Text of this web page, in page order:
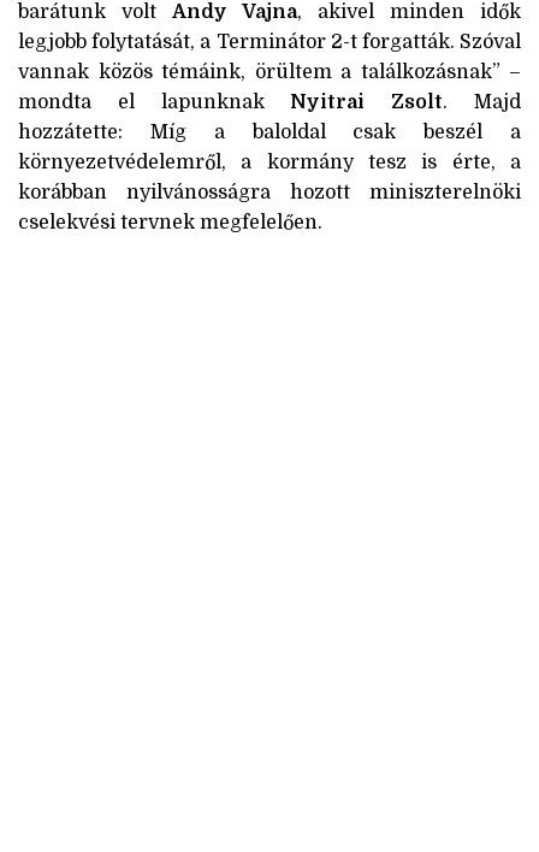
barátunk volt Andy Vajna, akivel minden idők
legjobb folytatását, a Terminátor 2-t forgatták. Szóval
vannak közös témáink, örültem a találkozásnak” –
mondta el lapunknak Nyitrai Zsolt. Majd
hozzátette: Míg a baloldal csak beszél a
környezetvédelemről, a kormány tesz is érte, a
korábban nyilvánosságra hozott miniszterelnöki
cselekvési tervnek megfelelően.